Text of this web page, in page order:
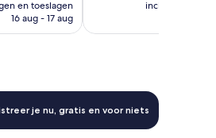
is
en toeslagen
16 aug - 17 aug
beoordelingeninclusief
je nu, gratis en voor niets